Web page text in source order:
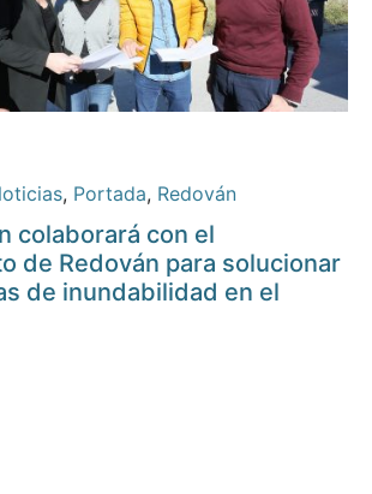
, Portada, Redován
colaborará con el
de Redován para solucionar
de inundabilidad en el